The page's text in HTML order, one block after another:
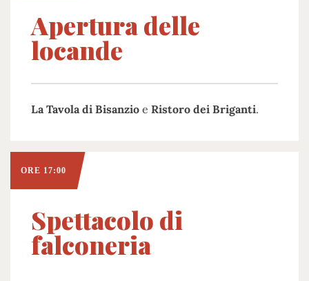
Apertura delle
locande
La Tavola di Bisanzio e Ristoro dei Briganti.
ORE 17:00
Spettacolo di
falconeria